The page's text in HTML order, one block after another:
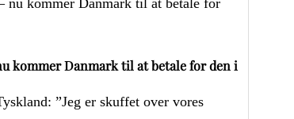
kommer Danmark til at betale for den i